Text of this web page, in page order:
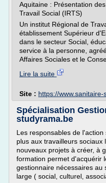
Aquitaine : Présentation
Travail Social (IRTS)
Un institut Régional de
établissement Supérieur
dans le secteur Social,
service à la personne,
Affaires Sociales et le
Lire la suite
Site : https://www.sanitaire-
Spécialisation
studyrama.be
Les responsables de
plus aux travailleurs
nouveaux projets à créer, à
formation permet d'acquérir
gestionnaire nécessaires
large ( social, culturel,